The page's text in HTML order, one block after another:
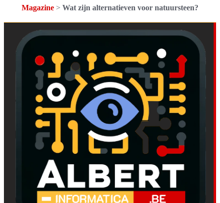
Magazine > Wat zijn alternatieven voor natuursteen?